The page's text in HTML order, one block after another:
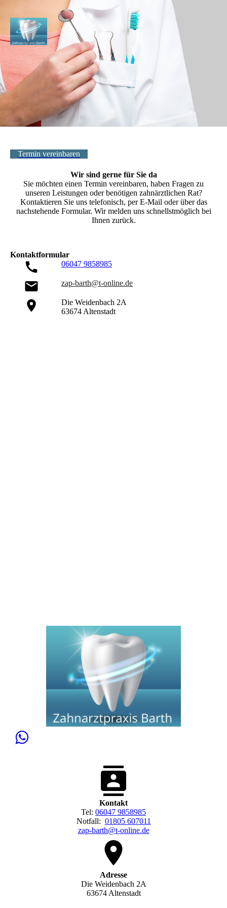
Termin vereinbaren
Wir sind gerne für Sie da
Sie möchten einen Termin vereinbaren, haben Fragen zu
unseren Leistungen oder benötigen zahnärztlichen Rat?
Kontaktieren Sie uns telefonisch, per E-Mail oder über das
nachstehende Formular. Wir melden uns schnellstmöglich bei
Ihnen zurück.
Kontaktformular
06047 9858985
zap-barth@t-online.de
Die Weidenbach 2A
63674 Altenstadt
Kontakt
Tel: 06047 9858985
Notfall: 01805 607011
zap-barth@t-online.de
Adresse
Die Weidenbach 2A
63674 Altenstadt